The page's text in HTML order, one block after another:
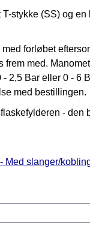
stykke (SS) og
forløbet
med.
2,5 Bar eller 0 - 6
med bestillingen.
- den
Med slanger/